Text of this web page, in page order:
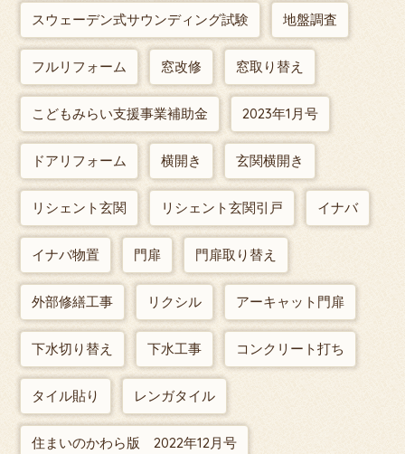
スウェーデン式サウンディング試験 地盤調査
フルリフォーム 窓改修 窓取り替え
こどもみらい支援事業補助金 2023年1月号
ドアリフォーム 横開き 玄関横開き
リシェント玄関 リシェント玄関引戸 イナバ
イナバ物置 門扉 門扉取り替え
外部修繕工事 リクシル アーキャット門扉
下水切り替え 下水工事 コンクリート打ち
タイル貼り レンガタイル
住まいのかわら版 2022年12月号